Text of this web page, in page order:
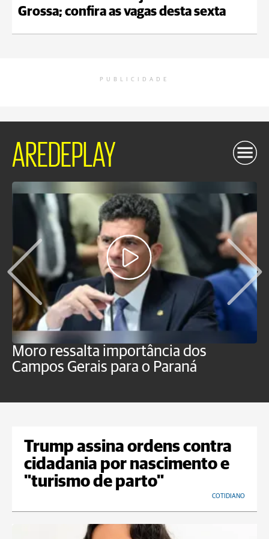
Grossa; confira as vagas desta sexta
PUBLICIDADE
AREDEPLAY
Moro ressalta importância dos
Campos Gerais para o Paraná
Trump assina ordens contra
cidadania por nascimento e
"turismo de parto"
COTIDIANO